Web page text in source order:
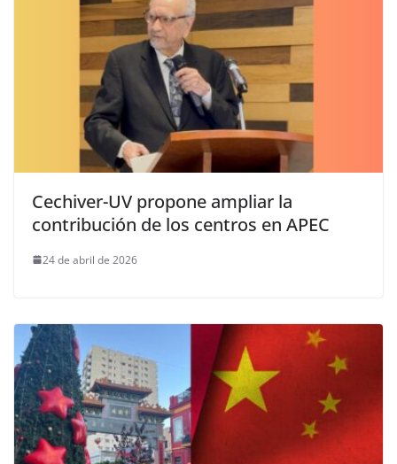
Cechiver-UV propone ampliar la
contribución de los centros en APEC
24 de abril de 2026